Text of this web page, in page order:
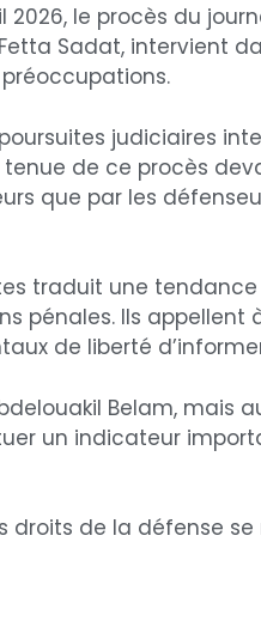
2026, le procès du
Sadat, intervient
judiciaires
tenue de ce procès
que par les
traduit une tendance
pénales. Ils appellent
de liberté
Belam, mais
un indicateur
droits de la défense